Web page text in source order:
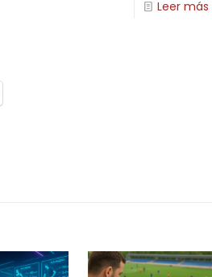
Leer más